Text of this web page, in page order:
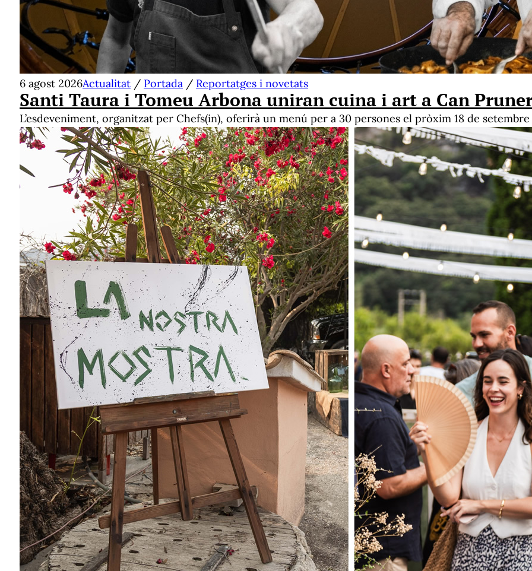
6 agost 2026Actualitat / Portada / Reportatges i novetats
Santi Taura i Tomeu Arbona uniran cuina i art a Can
L’esdeveniment, organitzat per Chefs(in), oferirà un menú per a 30 persones el pròxim 18 de setembre